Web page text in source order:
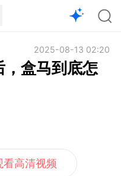
2025-08-13 02:20
盒马到底怎
看高清视频